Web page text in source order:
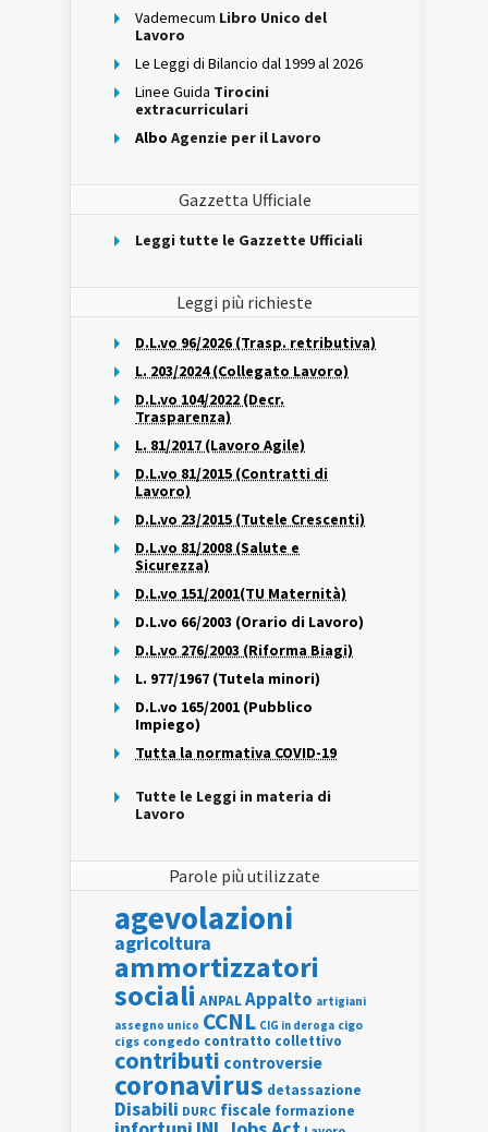
Vademecum Libro Unico del
Lavoro
Le Leggi di Bilancio dal 1999 al 2026
Linee Guida Tirocini
extracurriculari
Albo Agenzie per il Lavoro
Gazzetta Ufficiale
Leggi tutte le Gazzette Ufficiali
Leggi più richieste
D.L.vo 96/2026 (Trasp. retributiva)
L. 203/2024 (Collegato Lavoro)
D.L.vo 104/2022 (Decr.
Trasparenza)
L. 81/2017 (Lavoro Agile)
D.L.vo 81/2015 (Contratti di
Lavoro)
D.L.vo 23/2015 (Tutele Crescenti)
D.L.vo 81/2008 (Salute e
Sicurezza)
D.L.vo 151/2001(TU Maternità)
D.L.vo 66/2003 (Orario di Lavoro)
D.L.vo 276/2003 (Riforma Biagi)
L. 977/1967 (Tutela minori)
D.L.vo 165/2001 (Pubblico
Impiego)
Tutta la normativa COVID-19
Tutte le Leggi in materia di
Lavoro
Parole più utilizzate
agevolazioni
agricoltura
ammortizzatori
sociali ANPALAppalto artigiani
assegno unico CCNL CIG in deroga cigo
cigs congedo contratto collettivo
contributi controversie
coronavirus detassazione
Disabili DURC fiscale formazione